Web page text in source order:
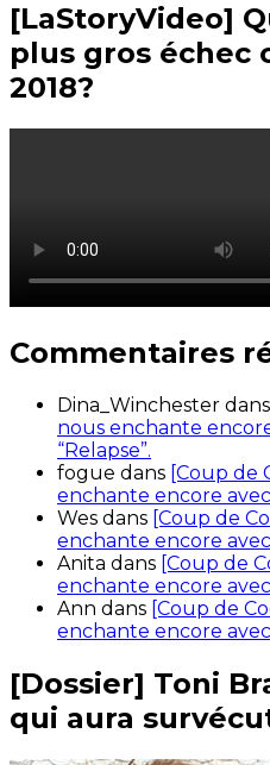
[LaStoryVideo]
plus gros échec
2018?
Commentaires
Dina_Winchester dans
nous enchante
“Relapse”.
fogue dans [Coup de
enchante encore
Wes dans [Coup de
enchante encore
Anita dans [Coup de
enchante encore
Ann dans [Coup de
enchante encore
[Dossier] Toni
qui aura